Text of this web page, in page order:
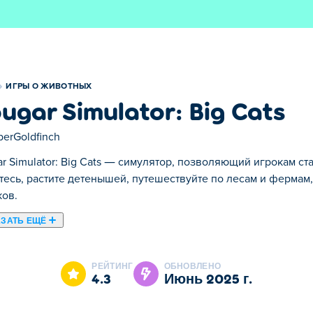
ИГРЫ О ЖИВОТНЫХ
Simulator: Big Cats
Simulator: Big Cats — симулятор, позволяющий игрокам
растите детенышей, путешествуйте по лесам и
ЕЩЁ
вы живете жизнью могущественной пумы! Охотьтесь за
выживая и процветая в дикой природе.
волки и змеи. Настройте свою пуму с помощью крутых
РЕЙТИНГ
4.3
ОБНОВЛЕНО
июнь 2025 г.